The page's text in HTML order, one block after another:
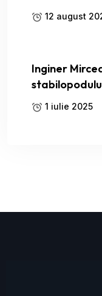
12 august
Inginer
1 iulie 2025